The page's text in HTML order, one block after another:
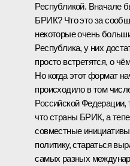
Республикой. Вначале
БРИК? Что это за
некоторые очень
Республика, у них
просто встретятся, о
Но когда этот формат
происходило в том
Российской Федерации,
что страны БРИК, а
совместные
политику, стараться
самых разных